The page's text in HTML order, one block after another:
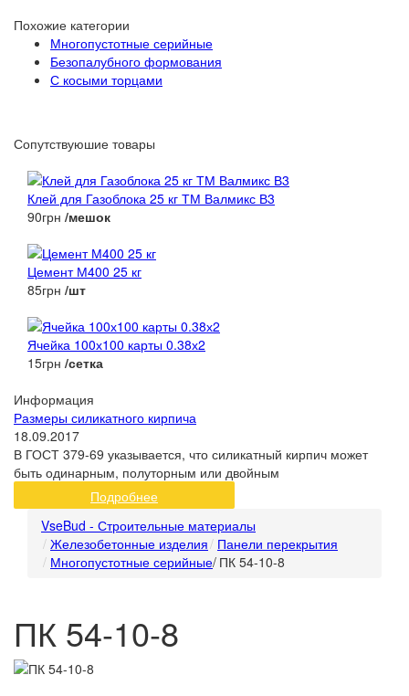
Похожие категории
Многопустотные серийные
Безопалубного формования
С косыми торцами
Сопутствуюшие товары
Клей для Газоблока 25 кг ТМ Валмикс В3
90грн /мешок
Цемент М400 25 кг
85грн /шт
Ячейка 100х100 карты 0.38х2
15грн /сетка
Информация
Размеры силикатного кирпича
18.09.2017
В ГОСТ 379-69 указывается, что силикатный кирпич может
быть одинарным, полуторным или двойным
Подробнее
VseBud - Строительные материалы
Железобетонные изделия Панели перекрытия
Многопустотные серийные/ ПК 54-10-8
ПК 54-10-8